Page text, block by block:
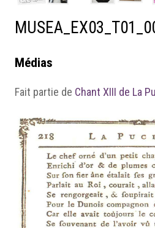
Médias
Fait partie de Chant XIII de La